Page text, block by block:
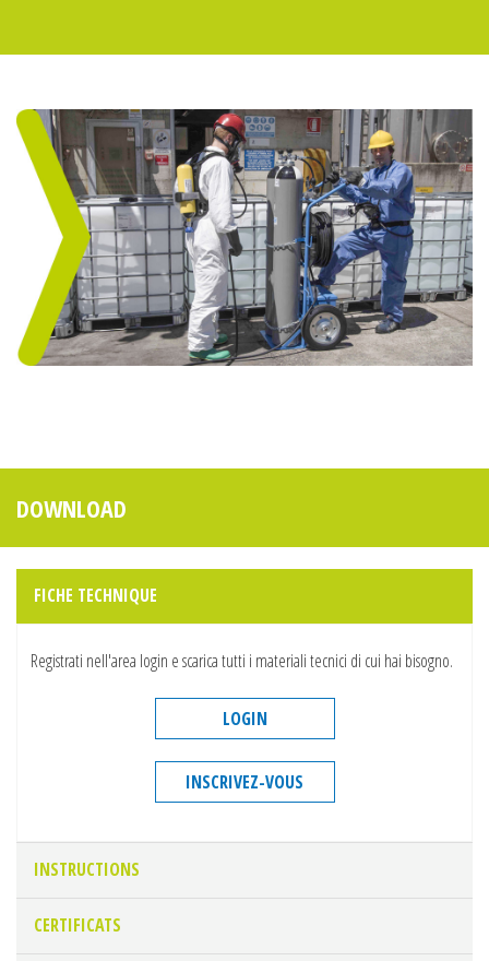
DOWNLOAD
FICHE TECHNIQUE
Registrati nell'area login e scarica tutti i materiali tecnici di cui hai bisogno.
LOGIN
INSCRIVEZ-VOUS
INSTRUCTIONS
CERTIFICATS